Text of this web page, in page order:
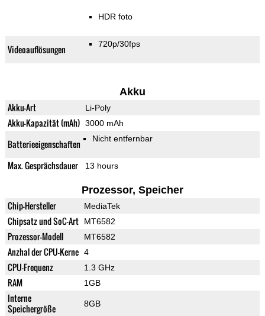
HDR foto
Videoauflösungen 720p/30fps
Akku
Akku-Art Li-Poly
Akku-Kapazität (mAh) 3000 mAh
Batterieeigenschaften Nicht entfernbar
Max. Gesprächsdauer 13 hours
Prozessor, Speicher
Chip-Hersteller MediaTek
Chipsatz und SoC-Art MT6582
Prozessor-Modell MT6582
Anzhal der CPU-Kerne 4
CPU-Frequenz 1.3 GHz
RAM 1GB
Interne
Speichergröße
8GB